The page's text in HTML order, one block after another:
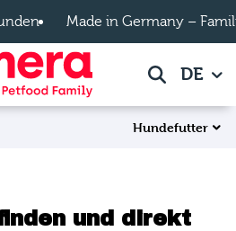
Made in Germany –
SucheDE
Hundefutter
und direkt